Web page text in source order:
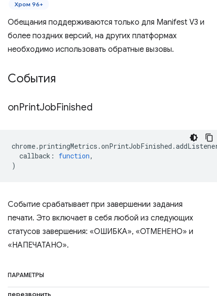
Хром 96+
Обещания поддерживаются только для Manifest V3 и
более поздних версий, на других платформах
необходимо использовать обратные вызовы.
События
onPrintJobFinished
chrome.printingMetrics .onPrintJobFinished .
callback : function,
)
Событие срабатывает при завершении задания
печати. Это включает в себя любой из следующих
статусов завершения: «ОШИБКА», «ОТМЕНЕНО» и
«НАПЕЧАТАНО».
ПАРАМЕТРЫ
перезвонить